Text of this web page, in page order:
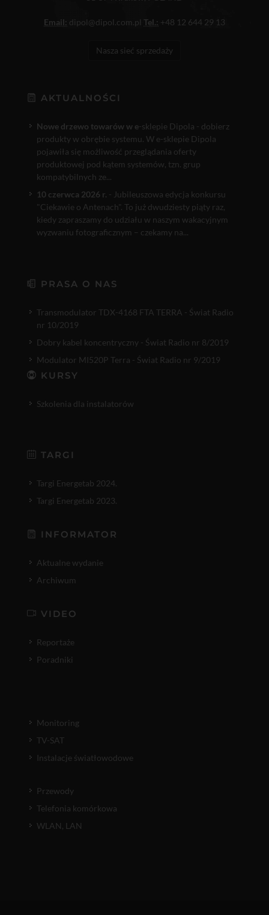
Email: dipol@dipol.com.pl Tel.: +48 12 644 29 13
Nasza sieć sprzedaży
AKTUALNOŚCI
Nowe drzewo towarów w e-sklepie Dipola - dobierz
produkty w obrębie systemu. W e-sklepie Dipola
pojawiła się możliwość przeglądania oferty
produktowej pod kątem systemów, tzn. grup
kompatybilnych ze...
10 czerwca 2026 r. - Jubileuszowa edycja konkursu
"Ciekawie o Antenach". To już dwudziesty piąty raz,
kiedy zapraszamy do udziału w naszym wakacyjnym
wyzwaniu fotograficznym – czekamy na...
PRASA O NAS
Transmodulator TDX-4168 FTA TERRA - Świat Radio
nr 10/2019
Dobry kabel koncentryczny - Świat Radio nr 8/2019
Modulator MI520P Terra - Świat Radio nr 9/2019
KURSY
Szkolenia dla instalatorów
TARGI
Targi Energetab 2024.
Targi Energetab 2023.
INFORMATOR
Aktualne wydanie
Archiwum
VIDEO
Reportaże
Poradniki
Monitoring
TV-SAT
Instalacje światłowodowe
Przewody
Telefonia komórkowa
WLAN, LAN